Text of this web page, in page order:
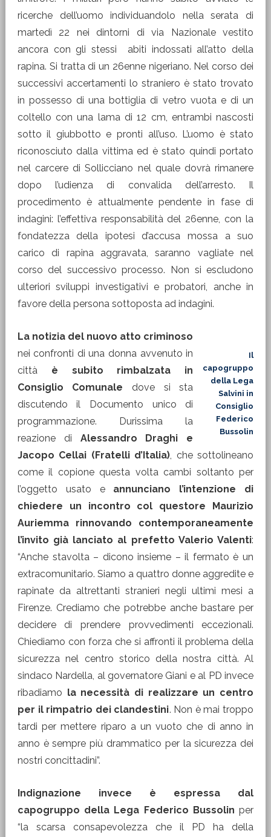
ricerche dell’uomo individuandolo nella serata di
martedì 22 nei dintorni di via Nazionale vestito
ancora con gli stessi abiti indossati all’atto della
rapina. Si tratta di un 26enne nigeriano. Nel corso dei
successivi accertamenti lo straniero è stato trovato
in possesso di una bottiglia di vetro vuota e di un
coltello con una lama di 12 cm, entrambi nascosti
sotto il giubbotto e pronti all’uso. L’uomo è stato
riconosciuto dalla vittima ed è stato quindi portato
nel carcere di Sollicciano nel quale dovrà rimanere
dopo l’udienza di convalida dell’arresto. Il
procedimento è attualmente pendente in fase di
indagini: l’effettiva responsabilità del 26enne, con la
fondatezza della ipotesi d’accusa mossa a suo
carico di rapina aggravata, saranno vagliate nel
corso del successivo processo. Non si escludono
ulteriori sviluppi investigativi e probatori, anche in
favore della persona sottoposta ad indagini.
Il
capogruppo
della Lega
Salvini in
Consiglio
Federico
Bussolin
La notizia del nuovo atto criminoso
nei confronti di una donna avvenuto in
città è subito rimbalzata in
Consiglio Comunale dove si sta
discutendo il Documento unico di
programmazione. Durissima la
reazione di Alessandro Draghi e
Jacopo Cellai (Fratelli d’Italia), che sottolineano
come il copione questa volta cambi soltanto per
l’oggetto usato e annunciano l’intenzione di
chiedere un incontro col questore Maurizio
Auriemma rinnovando contemporaneamente
l’invito già lanciato al prefetto Valerio Valenti:
“Anche stavolta – dicono insieme – il fermato è un
extracomunitario. Siamo a quattro donne aggredite e
rapinate da altrettanti stranieri negli ultimi mesi a
Firenze. Crediamo che potrebbe anche bastare per
decidere di prendere provvedimenti eccezionali.
Chiediamo con forza che si affronti il problema della
sicurezza nel centro storico della nostra città. Al
sindaco Nardella, al governatore Giani e al PD invece
ribadiamo la necessità di realizzare un centro
per il rimpatrio dei clandestini. Non è mai troppo
tardi per mettere riparo a un vuoto che di anno in
anno è sempre più drammatico per la sicurezza dei
nostri concittadini”.
Indignazione invece è espressa dal
capogruppo della Lega Federico Bussolin per
“la scarsa consapevolezza che il PD ha della